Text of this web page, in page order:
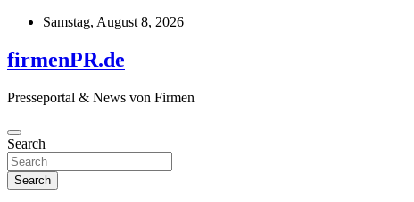
Skip
content
Samstag, August 8, 2026
firmenPR.de
Presseportal & News von Firmen
Search
Search